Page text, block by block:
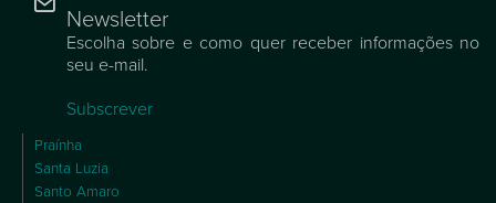
Newsletter
Escolha sobre e como quer receber informações no
seu e-mail.
Subscrever
Praínha
Santa Luzia
Santo Amaro